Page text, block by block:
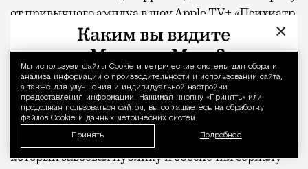
Уведомление
Мы используем файлы Сookie и метрические системы для сбора и
анализа информации о производительности и использовании сайта,
а также для улучшения и индивидуальной настройки
предоставления информации. Нажимая кнопку «Принять» или
продолжая пользоваться сайтом, вы соглашаетесь на обработку
файлов Cookie и данных метрических систем.
Принять Подробнее
от привычного амплуа в шоу Apple TV+ «Психиатр
по соседству», сыграв пронзительную жертву
жулика в исполнении Пола Радда. «Ястреб»,
напротив, возвращение к базовым настройкам.
На первый взгляд «Ястреб» выглядит несколько
запоздавшим. В прошлом году на том же Apple
TV+ вышел «Король гольфа» с Оуэном Уилсоном,
который завоевал публику и обеспечил сериалу
×